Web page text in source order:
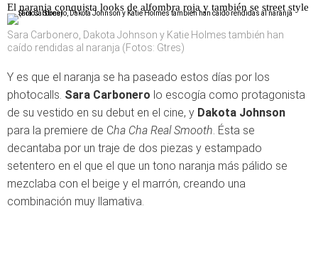
El naranja conquista looks de alfombra roja y también se street style
Sara Carbonero, Dakota Johnson y Katie Holmes también han
caído rendidas al naranja (Fotos: Gtres)
Y es que el naranja se ha paseado estos días por los
photocalls. Sara Carbonero lo escogía como protagonista
de su vestido en su debut en el cine, y Dakota Johnson
para la premiere de Cha Cha Real Smooth. Ésta se
decantaba por un traje de dos piezas y estampado
setentero en el que el que un tono naranja más pálido se
mezclaba con el beige y el marrón, creando una
combinación muy llamativa.